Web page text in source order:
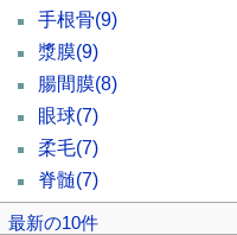
手根骨(9)
漿膜(9)
腸間膜(8)
眼球(7)
柔毛(7)
脊髄(7)
最新の10件